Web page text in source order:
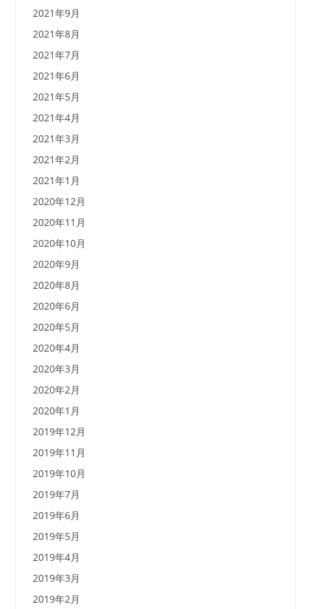
2021年9月
2021年8月
2021年7月
2021年6月
2021年5月
2021年4月
2021年3月
2021年2月
2021年1月
2020年12月
2020年11月
2020年10月
2020年9月
2020年8月
2020年6月
2020年5月
2020年4月
2020年3月
2020年2月
2020年1月
2019年12月
2019年11月
2019年10月
2019年7月
2019年6月
2019年5月
2019年4月
2019年3月
2019年2月